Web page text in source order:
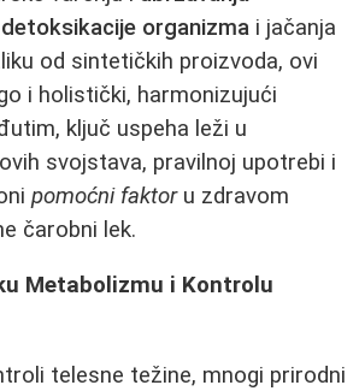
detoksikacije organizma i jačanja
od sintetičkih proizvoda, ovi
i holistički, harmonizujući
ključ uspeha leži u
svojstava, pravilnoj upotrebi i
pomoćni faktoru zdravom
čarobni lek.
Metabolizmu i Kontrolu
telesne težine, mnogi prirodni